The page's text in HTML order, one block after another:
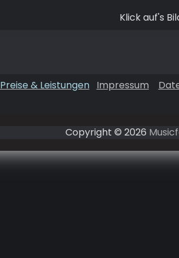
Klick auf's
Preise & Leistungen Impressum
Copyright © 2026